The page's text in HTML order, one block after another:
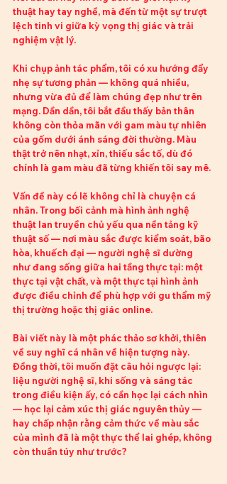
thuật hay tay nghề, mà đến từ một sự trượt
lệch tinh vi giữa kỳ vọng thị giác và trải
nghiệm vật lý.
Khi chụp ảnh tác phẩm, tôi có xu hướng đẩy
nhẹ sự tương phản — không quá nhiều,
nhưng vừa đủ để làm chúng đẹp như trên
mạng. Dần dần, tôi bắt đầu thấy bản thân
không còn thỏa mãn với gam màu tự nhiên
của gốm dưới ánh sáng đời thường. Màu
thật trở nên nhạt, xỉn, thiếu sắc tố, dù đó
chính là gam màu đã từng khiến tôi say mê.
Vấn đề này có lẽ không chỉ là chuyện cá
nhân. Trong bối cảnh mà hình ảnh nghệ
thuật lan truyền chủ yếu qua nền tảng kỹ
thuật số — nơi màu sắc được kiểm soát, bão
hòa, khuếch đại — người nghệ sĩ dường
như đang sống giữa hai tầng thực tại: một
thực tại vật chất, và một thực tại hình ảnh
được điều chỉnh để phù hợp với gu thẩm mỹ
thị trường hoặc thị giác online.
Bài viết này là một phác thảo sơ khởi, thiên
về suy nghĩ cá nhân về hiện tượng này.
Đồng thời, tôi muốn đặt câu hỏi ngược lại:
liệu người nghệ sĩ, khi sống và sáng tác
trong điều kiện ấy, có cần học lại cách nhìn
— học lại cảm xúc thị giác nguyên thủy —
hay chấp nhận rằng cảm thức về màu sắc
của mình đã là một thực thể lai ghép, không
còn thuần túy như trước?